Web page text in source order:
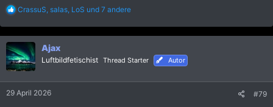
R
a
k
t
i
o
n
CrassuS salas LoS und 7 andere
Ajax
Luftbildfetischist Thread Starter Autor
29 April 2026 #79